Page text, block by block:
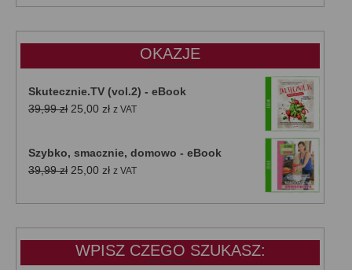
wynosiła:wynosi:
OKAZJE
Skutecznie.TV (vol.2) - eBook
39,99zł Pierwotna
39,99 zł.
25,00 złAktualna
25,00 zł.
z VAT
Szybko, smacznie, domowo - eBook
39,99zł Pierwotna
wynosiła:
25,00 złAktualna
wynosi:
z VAT
WPISZ CZEGO SZUKASZ: